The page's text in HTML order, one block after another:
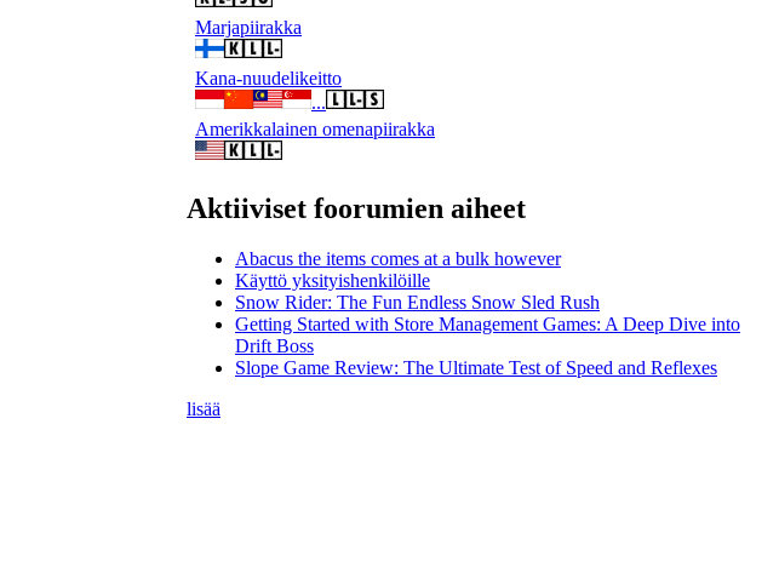
Marjapiirakka
Kana-nuudelikeitto
...
Amerikkalainen omenapiirakka
Aktiiviset foorumien aiheet
Abacus the items comes at a bulk however
Käyttö yksityishenkilöille
Snow Rider: The Fun Endless Snow Sled Rush
Getting Started with Store Management Games: A Deep Dive into
Drift Boss
Slope Game Review: The Ultimate Test of Speed and Reflexes
lisää